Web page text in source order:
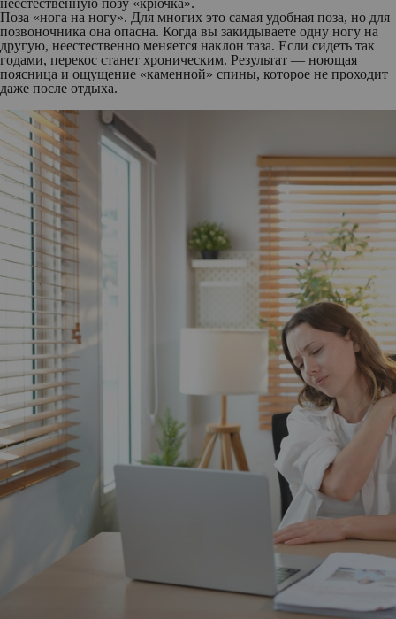
неестественную позу «крючка».
Поза «нога на ногу». Для многих это самая удобная поза, но для
позвоночника она опасна. Когда вы закидываете одну ногу на
другую, неестественно меняется наклон таза. Если сидеть так
годами, перекос станет хроническим. Результат — ноющая
поясница и ощущение «каменной» спины, которое не проходит
даже после отдыха.